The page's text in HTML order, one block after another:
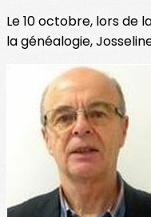
Le 10 octobre, lors de
la généalogie,